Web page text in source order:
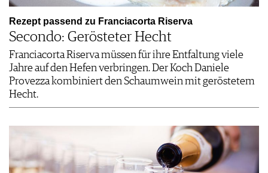
Rezept passend zu Franciacorta Riserva
Secondo: Gerösteter Hecht
Franciacorta Riserva müssen für ihre Entfaltung viele
Jahre auf den Hefen verbringen. Der Koch Daniele
Provezza kombiniert den Schaumwein mit geröstetem
Hecht.